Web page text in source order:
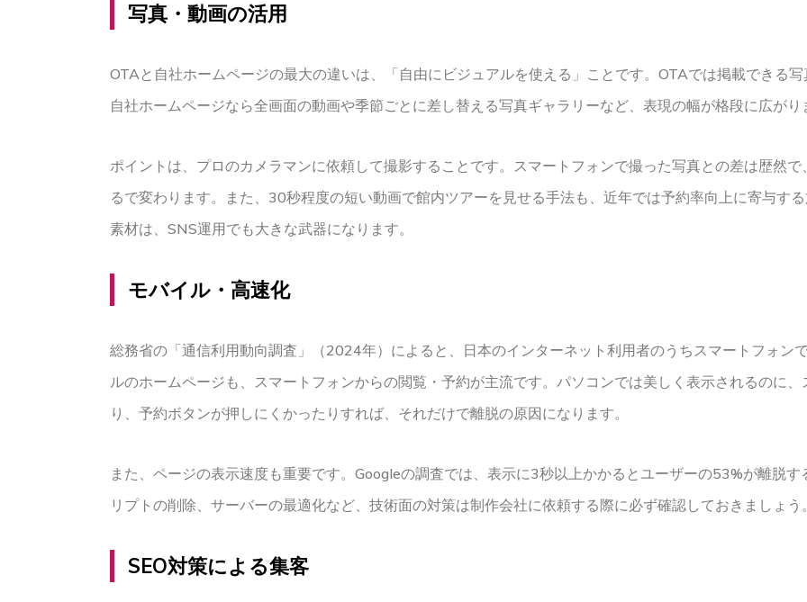
写真・動画の活用
OTAと自社ホームページの最大の違いは、「自由にビジュアルを使える」ことです。OTAでは掲載できる
自社ホームページなら全画面の動画や季節ごとに差し替える写真ギャラリーなど、表現の幅が格段に広がり
ポイントは、プロのカメラマンに依頼して撮影することです。スマートフォンで撮った写真との差は歴然
るで変わります。また、30秒程度の短い動画で館内ツアーを見せる手法も、近年では予約率向上に寄与す
素材は、SNS運用でも大きな武器になります。
モバイル・高速化
総務省の「通信利用動向調査」（2024年）によると、日本のインターネット利用者のうちスマートフォン
ルのホームページも、スマートフォンからの閲覧・予約が主流です。パソコンでは美しく表示されるのに
り、予約ボタンが押しにくかったりすれば、それだけで離脱の原因になります。
また、ページの表示速度も重要です。Googleの調査では、表示に3秒以上かかるとユーザーの53%が離脱
リプトの削除、サーバーの最適化など、技術面の対策は制作会社に依頼する際に必ず確認しておきましょう
SEO対策による集客